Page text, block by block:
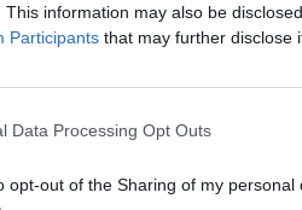
This information may also be
Participants that may further disclose
Data Processing Opt Outs
opt-out of the Sharing of my personal
budou mít příležitost
tohoto významného poutního
znamenaly víc než jen